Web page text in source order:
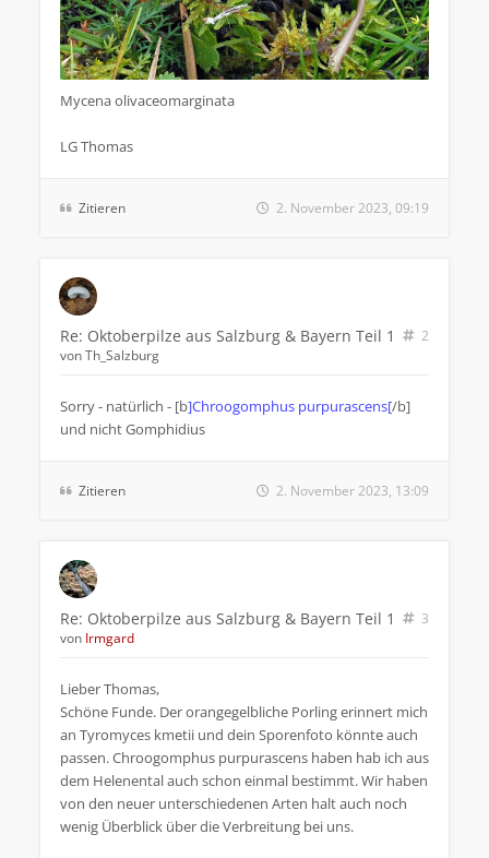
Mycena olivaceomarginata
LG Thomas
Zitieren 2. November 2023, 09:19
Re: Oktoberpilze aus Salzburg & Bayern Teil 1
2
vonTh_Salzburg
Sorry - natürlich - [b]Chroogomphus purpurascens[/b]
und nicht Gomphidius
Zitieren 2. November 2023, 13:09
Re: Oktoberpilze aus Salzburg & Bayern Teil 1
3
von Irmgard
Lieber Thomas,
Schöne Funde. Der orangegelbliche Porling erinnert mich
an Tyromyces kmetii und dein Sporenfoto könnte auch
passen. Chroogomphus purpurascens haben hab ich aus
dem Helenental auch schon einmal bestimmt. Wir haben
von den neuer unterschiedenen Arten halt auch noch
wenig Überblick über die Verbreitung bei uns.